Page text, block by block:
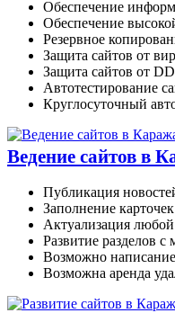
Обеспечение
Обеспечение
Резервное
Защита сайтов от
Защита сайтов от
Автотестирование
Круглосуточный
Ведение сайтов в
Публикация
Заполнение
Актуализация
Развитие разделов
Возможно
Возможна аренда